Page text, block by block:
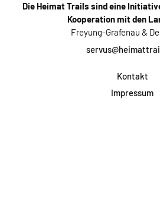
Die Heimat Trails sind eine
Kooperation mit den
Freyung-Grafenau &
Kontakt
Impressum